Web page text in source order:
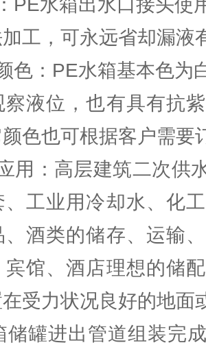
PE水箱出水口接头使
工，可永远省却漏液
色：PE水箱基本色为
察液位，也有具有抗
色也可根据客户需要
用：高层建筑二次供
、工业用冷却水、化
、酒类的储存、运输
宾馆、酒店理想的储
受力状况良好的地面
储罐进出管道组装完